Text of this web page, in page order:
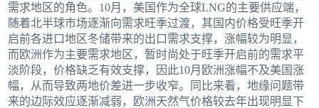
需求地区的角色。10月，美国作为全球LNG的主要供应端，
随着北半球市场逐渐向需求旺季过渡，其国内价格受旺季开
启前各进口地区冬储带来的出口需求支撑，涨幅较为明显，
而欧洲作为主要需求地区，暂时尚处于旺季开启前的需求平
淡阶段，价格缺乏有效支撑，因此10月欧洲涨幅不及美国涨
幅，从而导致两地价差进一步收窄。同比来看，地缘问题带
来的边际效应逐渐减弱，欧洲天然气价格较去年出现明显下